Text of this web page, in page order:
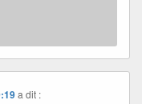
a dit :